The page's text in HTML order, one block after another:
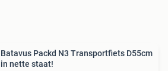
Batavus Packd N3 Transportfiets D55cm
in nette staat!